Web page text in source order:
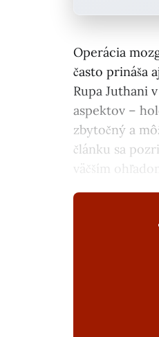
Operácia
často prináša
Rupa Juthani
aspektov –
zbytočný a
článku sa
väčším